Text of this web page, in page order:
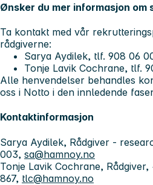
Ønsker du mer informasjon om
Ta kontakt med vår
rådgiverne:
Sarya Aydilek, tlf. 908 06
Tonje Lavik Cochrane, tlf.
Alle henvendelser behandles
oss i Notto i den innledende
Kontaktinformasjon
Sarya Aydilek, Rådgiver -
003, sa@hamnoy.no
Tonje Lavik Cochrane,
867, tlc@hamnoy.no